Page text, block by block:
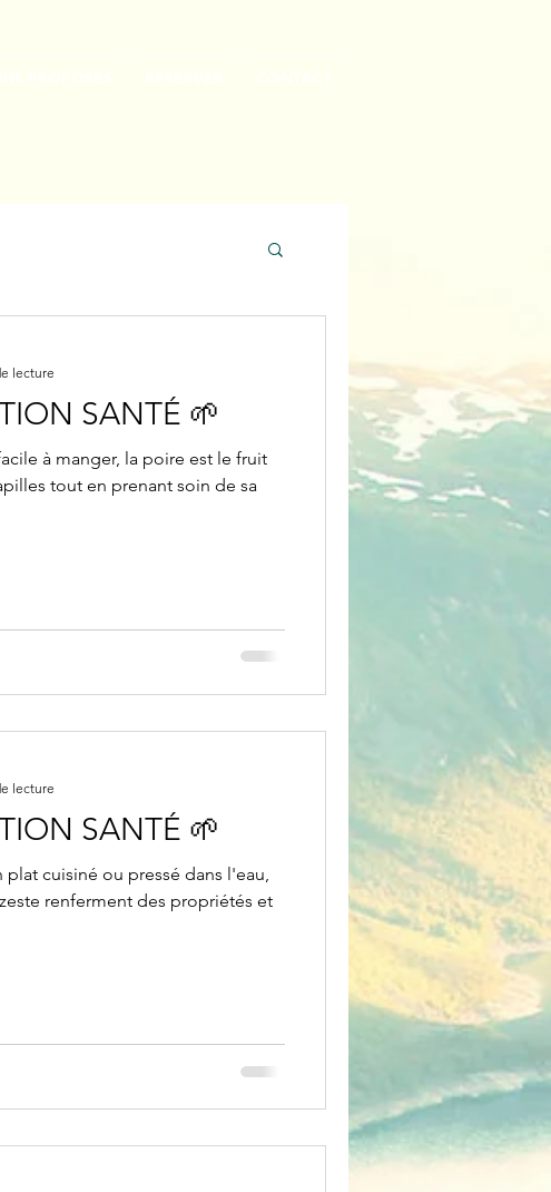
SANTÉ 🌱
à manger, la poire est le fruit
tout en prenant soin de sa
lecture
SANTÉ 🌱
plat cuisiné ou pressé dans l'eau,
renferment des propriétés et
lecture